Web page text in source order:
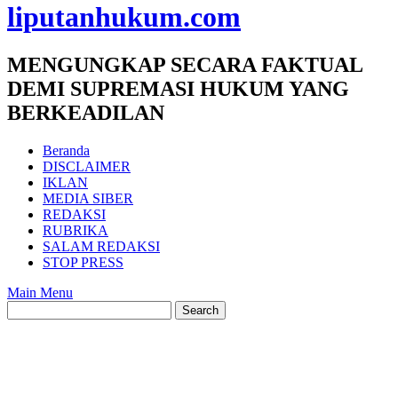
liputanhukum.com
MENGUNGKAP SECARA FAKTUAL
DEMI SUPREMASI HUKUM YANG
BERKEADILAN
Beranda
DISCLAIMER
IKLAN
MEDIA SIBER
REDAKSI
RUBRIKA
SALAM REDAKSI
STOP PRESS
Main Menu